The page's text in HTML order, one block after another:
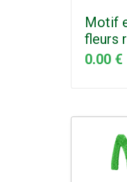
Motif
fleurs
0.00 €